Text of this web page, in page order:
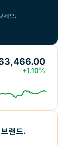
세요.
+1.10%
랜드.